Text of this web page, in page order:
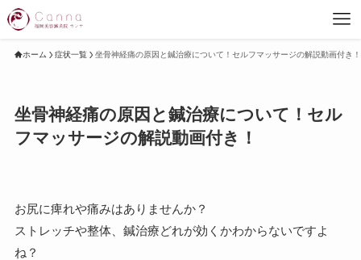
ホーム 症状一覧 坐骨神経痛の原因と鍼治療について！セルフマッサージの解説動画付き！
坐骨神経痛の原因と鍼治療について！セル
フマッサージの解説動画付き！
お尻に痺れや痛みはありませんか？
ストレッチや整体、鍼治療どれが効くかわからないですよ
ね？